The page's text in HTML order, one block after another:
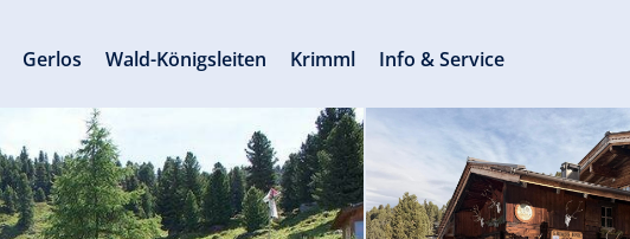
Gerlos Wald-Königsleiten Krimml Info & Service